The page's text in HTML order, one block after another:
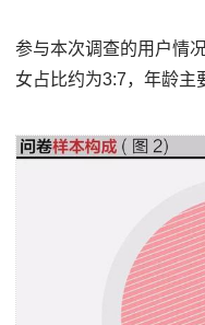
参与本次调查的用户情
女占比约为3:7，年龄主